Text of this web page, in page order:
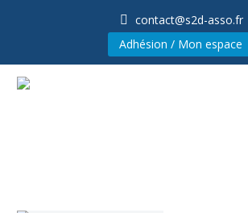
contact@s2d-asso.fr
Adhésion / Mon espace